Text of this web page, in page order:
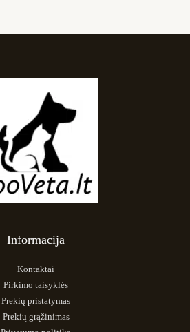
Informacija
Kontaktai
Pirkimo taisyklės
Prekių pristatymas
Prekių grąžinimas